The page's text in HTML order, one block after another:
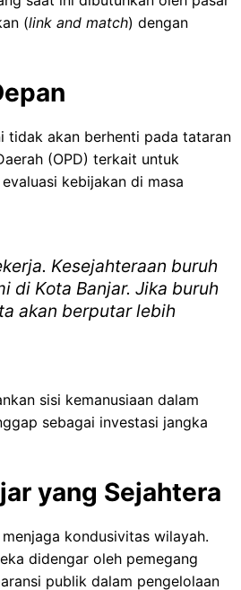
(link and match) dengan
tidak akan berhenti pada tataran
(OPD) terkait untuk
kebijakan di masa
Kesejahteraan buruh
di Kota Banjar. Jika buruh
akan berputar lebih
sisi kemanusiaan dalam
sebagai investasi jangka
yang Sejahtera
kondusivitas wilayah.
didengar oleh pemegang
publik dalam pengelolaan